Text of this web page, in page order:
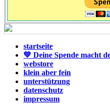
startseite
💚 Deine Spende macht
webstore
klein aber fein
unterstützung
datenschutz
impressum